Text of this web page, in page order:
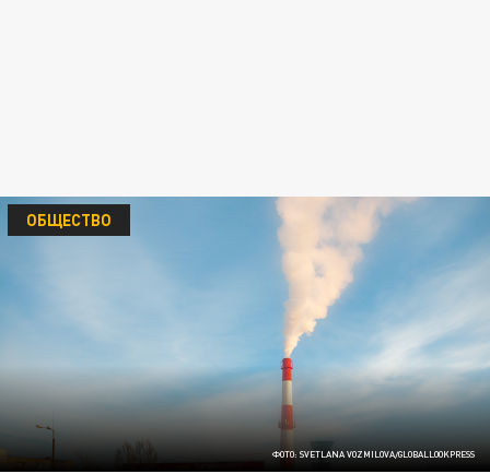
ФОТО: SVETLANA VOZMILOVA/GLOBALLOOKPRESS
ОБЩЕСТВО